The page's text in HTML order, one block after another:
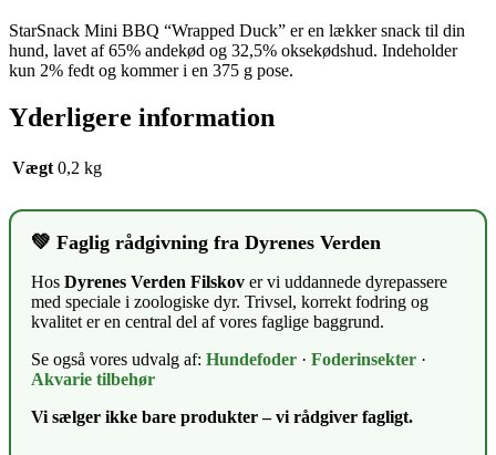
StarSnack Mini BBQ “Wrapped Duck” er en lækker snack til din
hund, lavet af 65% andekød og 32,5% oksekødshud. Indeholder
kun 2% fedt og kommer i en 375 g pose.
Yderligere information
Vægt 0,2 kg
💚 Faglig rådgivning fra Dyrenes Verden
Hos Dyrenes Verden Filskov er vi uddannede dyrepassere
med speciale i zoologiske dyr. Trivsel, korrekt fodring og
kvalitet er en central del af vores faglige baggrund.
Se også vores udvalg af: Hundefoder · Foderinsekter ·
Akvarie tilbehør
Vi sælger ikke bare produkter – vi rådgiver fagligt.